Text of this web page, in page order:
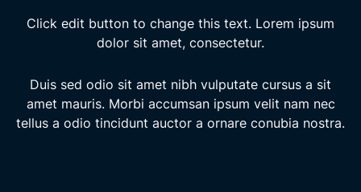
Click edit button to change this text. Lorem ipsum
dolor sit amet, consectetur.
Duis sed odio sit amet nibh vulputate cursus a sit
amet mauris. Morbi accumsan ipsum velit nam nec
tellus a odio tincidunt auctor a ornare conubia nostra.